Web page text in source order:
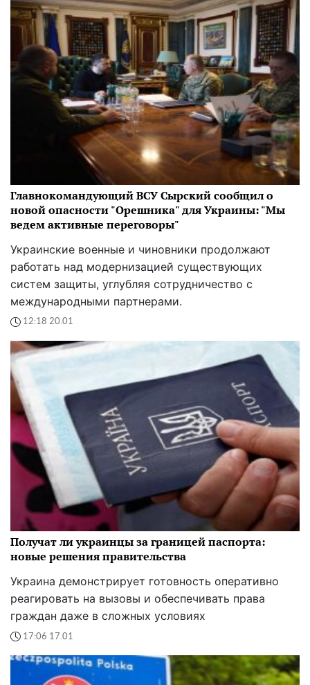
Главнокомандующий ВСУ Сырский сообщил о
новой опасности "Орешника" для Украины: "Мы
ведем активные переговоры"
Украинские военные и чиновники продолжают
работать над модернизацией существующих
систем защиты, углубляя сотрудничество с
международными партнерами.
12:18 20.01
Получат ли украинцы за границей паспорта:
новые решения правительства
Украина демонстрирует готовность оперативно
реагировать на вызовы и обеспечивать права
граждан даже в сложных условиях
17:06 17.01